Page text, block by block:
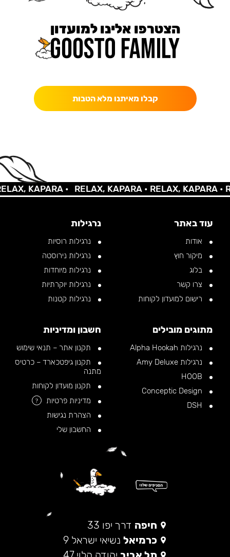
הצטרפו אלינו למועדון
קבלו מאיתנו מלא הטבות
KAPARA • RELAX, KAPARA •RELAX, KAPARA •
עוד באתר
אודות
מיקור חוץ
בלוג
צרו קשר
רישום למועדון לקוחות
נרגילות
נרגילות רוסיות
נרגילות נירוסטה
נרגילות מיוחדות
נרגילות יוקרתיות
נרגילות קטנות
מתוגים מובילים
נרגילות Alpha Hookah
נרגילות Amy Deluxe
חשבון ומדיניות
תקנון אתר – תנאי שימוש
תקנון גיפטכארד – כרטיס
מתנה
תקנון מועדון לקוחות
מדיניות פרטיות
?
הצהרת נגישות
החשבון שלי
חיפה דרך יפו 33
כרמיאל נשיאי ישראל 9